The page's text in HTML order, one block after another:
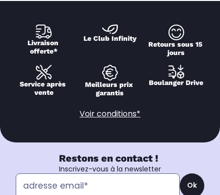
Livraison
offerte*
Le Club Infinity
Retours sous 15
jours
Service après
vente
Meilleurs prix
garantis
Boulanger Drive
Voir conditions*
Restons en contact !
Inscrivez-vous à la newsletter
Ok